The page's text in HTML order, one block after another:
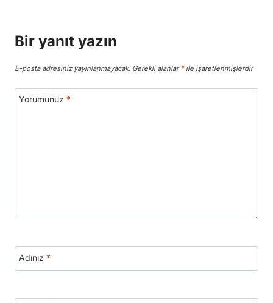
Bir yanıt yazın
E-posta adresiniz yayınlanmayacak. Gerekli alanlar *ile işaretlenmişlerdir
Yorumunuz *
Adınız *